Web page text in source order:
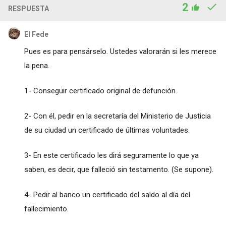
RESPUESTA 2
El Fede
Pues es para pensárselo. Ustedes valorarán si les merece
la pena.
1- Conseguir certificado original de defunción.
2- Con él, pedir en la secretaría del Ministerio de Justicia
de su ciudad un certificado de últimas voluntades.
3- En este certificado les dirá seguramente lo que ya
saben, es decir, que falleció sin testamento. (Se supone).
4- Pedir al banco un certificado del saldo al día del
fallecimiento.